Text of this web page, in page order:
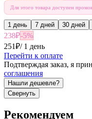
Для этого товара доступен
1 день 7 дней 30 дней
238₽-5%
251₽/ 1 день
Перейти к оплате
Подтверждая заказ, я
соглашения
Нашли дешевле?
Свернуть
Рекомендуем